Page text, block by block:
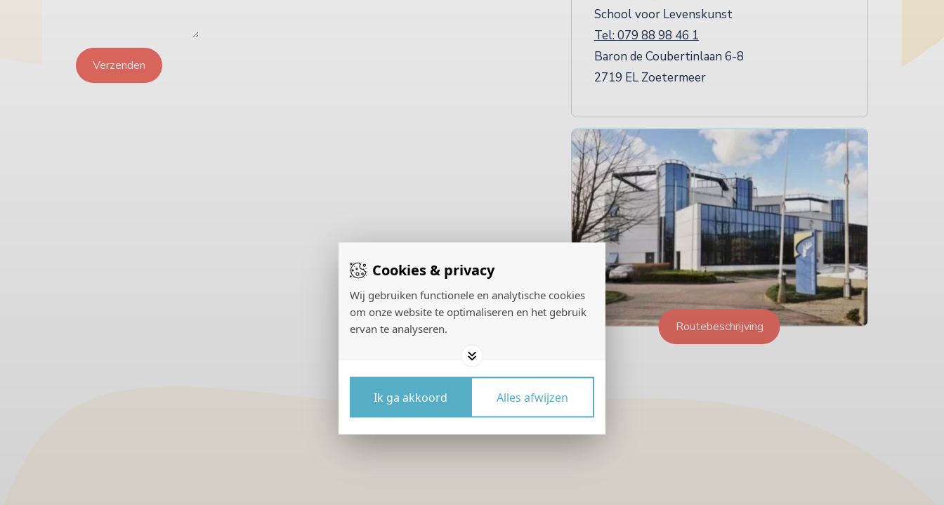
Cookies & privacy
Wij gebruiken functionele en analytische cookies
om onze website te optimaliseren en het gebruik
ervan te analyseren.
Ik ga akkoord Alles afwijzen
Verzenden
School voor Levenskunst
Tel:079 88 98 46 1
Baron de Coubertinlaan 6-8
2719 EL Zoetermeer
Routebeschrijving